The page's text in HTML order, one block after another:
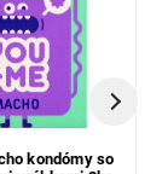
kondómy so